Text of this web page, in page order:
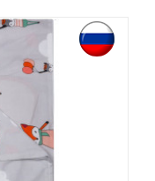
Ведь
проводит в
нежный и
к частым